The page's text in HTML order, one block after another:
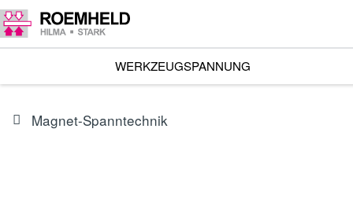
WERKZEUGSPANNUNG
Magnet-Spanntechnik